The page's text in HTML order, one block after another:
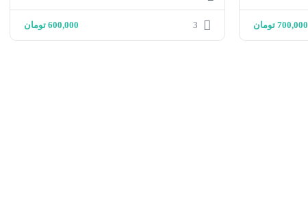
700,000 تومان 3
600,000 تومان